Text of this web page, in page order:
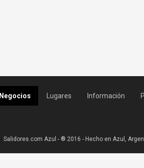
Negocios Lugares Información
Salidores.com Azul - ® 2016 - Hecho en Azul,